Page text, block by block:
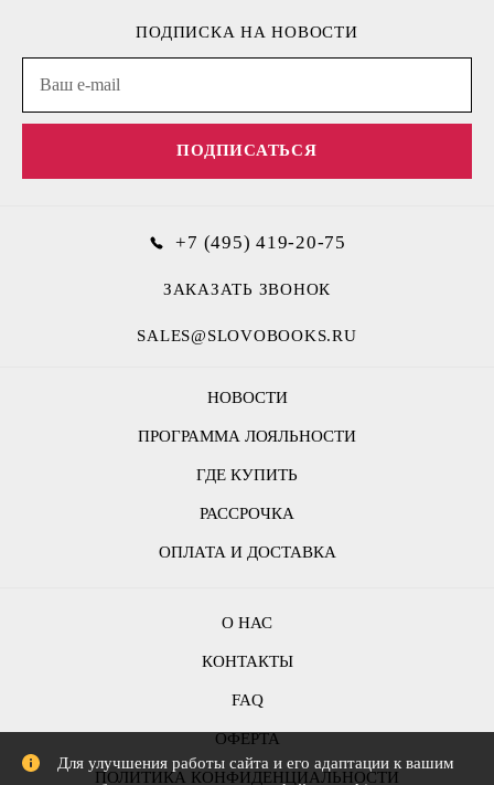
НОВОСТИ
ПРОГРАММА ЛОЯЛЬНОСТИ
ГДЕ КУПИТЬ
РАССРОЧКА
ОПЛАТА И ДОСТАВКА
ПОДПИСКА НА НОВОСТИ
ПОДПИСАТЬСЯ
О НАС
КОНТАКТЫ
FAQ
ОФЕРТА
ПОЛИТИКА КОНФИДЕНЦИАЛЬНОСТИ
+7 (495) 419-20-75
ЗАКАЗАТЬ ЗВОНОК
SALES@SLOVOBOOKS.RU
Для улучшения работы сайта и его адаптации к вашим